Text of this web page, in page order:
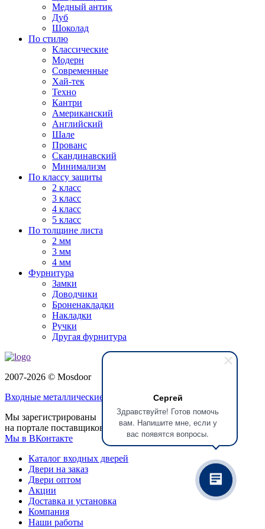
Сергей
Здравствуйте! Готов помочь
вам. Напишите мне, если у
вас появятся вопросы.
Медный антик
Дуб
Шоколад
По стилю
Классические
Модерн
Современные
Хай-тек
Техно
Кантри
Американский
Английский
Шале
Прованс
Скандинавский
Минимализм
По классу защиты
2 класс
3 класс
4 класс
5 класс
По толщине листа
2 мм
3 мм
4 мм
Фурнитура
Замки
Доводчики
Броненакладки
Накладки
Ручки
Другая фурнитура
2007-2026 © Mosdoor
Входные металлические двери
в Красногорске
Мы зарегистрированы
на портале поставщиков
Мы в ВКонтакте
Каталог входных дверей
Двери на заказ
Двери оптом
Акции
Доставка и установка
Компания
Наши работы